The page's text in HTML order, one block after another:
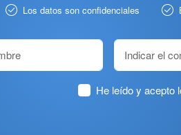
Los datos son confidenciales
He leído y acepto